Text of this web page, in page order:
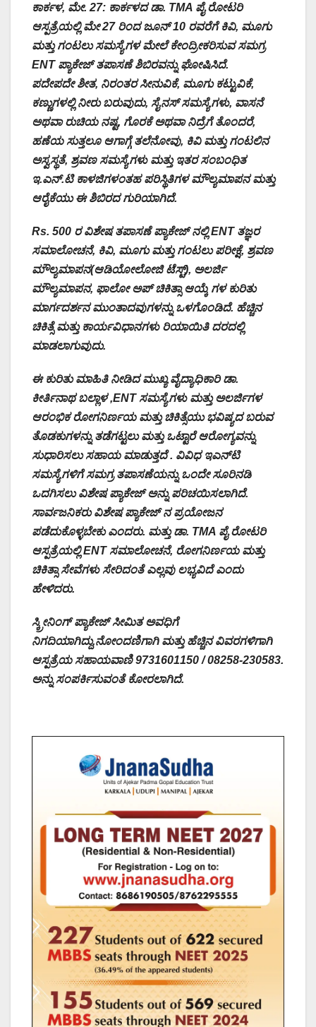
ಕಾರ್ಕಳ, ಮೇ. 27: ಕಾರ್ಕಳದ ಡಾ. TMA ಪೈ ರೋಟರಿ
ಆಸ್ಪತ್ರೆಯಲ್ಲಿ ಮೇ 27 ರಿಂದ ಜೂನ್ 10 ರವರೆಗೆ ಕಿವಿ, ಮೂಗು
ಮತ್ತು ಗಂಟಲು ಸಮಸ್ಯೆಗಳ ಮೇಲೆ ಕೇಂದ್ರೀಕರಿಸುವ ಸಮಗ್ರ
ENT ಪ್ಯಾಕೇಜ್ ತಪಾಸಣೆ ಶಿಬಿರವನ್ನು ಘೋಷಿಸಿದೆ.
ಪದೇಪದೇ ಶೀತ, ನಿರಂತರ ಸೀನುವಿಕೆ, ಮೂಗು ಕಟ್ಟುವಿಕೆ,
ಕಣ್ಣುಗಳಲ್ಲಿ ನೀರು ಬರುವುದು, ಸೈನಸ್ ಸಮಸ್ಯೆಗಳು, ವಾಸನೆ
ಅಥವಾ ರುಚಿಯ ನಷ್ಟ, ಗೊರಕೆ ಅಥವಾ ನಿದ್ರೆಗೆ ತೊಂದರೆ,
ಹಣೆಯ ಸುತ್ತಲೂ ಆಗಾಗ್ಗೆ ತಲೆನೋವು, ಕಿವಿ ಮತ್ತು ಗಂಟಲಿನ
ಅಸ್ವಸ್ಥತೆ, ಶ್ರವಣ ಸಮಸ್ಯೆಗಳು ಮತ್ತು ಇತರ ಸಂಬಂಧಿತ
ಇ.ಎನ್.ಟಿ ಕಾಳಜಿಗಳಂತಹ ಪರಿಸ್ಥಿತಿಗಳ ಮೌಲ್ಯಮಾಪನ ಮತ್ತು
ಆರೈಕೆಯು ಈ ಶಿಬಿರದ ಗುರಿಯಾಗಿದೆ.
Rs. 500 ರ ವಿಶೇಷ ತಪಾಸಣೆ ಪ್ಯಾಕೇಜ್ ನಲ್ಲಿ ENT ತಜ್ಞರ
ಸಮಾಲೋಚನೆ, ಕಿವಿ, ಮೂಗು ಮತ್ತು ಗಂಟಲು ಪರೀಕ್ಷೆ, ಶ್ರವಣ
ಮೌಲ್ಯಮಾಪನ(ಆಡಿಯೋಲೋಜಿ ಟೆಸ್ಟ್), ಅಲರ್ಜಿ
ಮೌಲ್ಯಮಾಪನ, ಫಾಲೋ ಅಪ್ ಚಿಕಿತ್ಸಾ ಆಯ್ಕೆ ಗಳ ಕುರಿತು
ಮಾರ್ಗದರ್ಶನಮುಂತಾದವುಗಳನ್ನು ಒಳಗೊಂಡಿದೆ. ಹೆಚ್ಚಿನ
ಚಿಕಿತ್ಸೆ ಮತ್ತು ಕಾರ್ಯವಿಧಾನಗಳು ರಿಯಾಯಿತಿ ದರದಲ್ಲಿ
ಮಾಡಲಾಗುವುದು.
ಈ ಕುರಿತು ಮಾಹಿತಿ ನೀಡಿದ ಮುಖ್ಯ ವೈದ್ಯಾಧಿಕಾರಿ ಡಾ.
ಕೀರ್ತಿನಾಥ ಬಲ್ಲಾಳ ,ENT ಸಮಸ್ಯೆಗಳು ಮತ್ತು ಅಲರ್ಜಿಗಳ
ಆರಂಭಿಕ ರೋಗನಿರ್ಣಯ ಮತ್ತು ಚಿಕಿತ್ಸೆಯು ಭವಿಷ್ಯದ ಬರುವ
ತೊಡಕುಗಳನ್ನು ತಡೆಗಟ್ಟಲು ಮತ್ತು ಒಟ್ಟಾರೆ ಆರೋಗ್ಯವನ್ನು
ಸುಧಾರಿಸಲು ಸಹಾಯ ಮಾಡುತ್ತದೆ . ವಿವಿಧ ಇಎನ್‌ಟಿ
ಸಮಸ್ಯೆಗಳಿಗೆ ಸಮಗ್ರ ತಪಾಸಣೆಯನ್ನು ಒಂದೇ ಸೂರಿನಡಿ
ಒದಗಿಸಲು ವಿಶೇಷ ಪ್ಯಾಕೇಜ್ ಅನ್ನು ಪರಿಚಯಿಸಲಾಗಿದೆ.
ಸಾರ್ವಜನಿಕರು ವಿಶೇಷ ಪ್ಯಾಕೇಜ್ ನ ಪ್ರಯೋಜನ
ಪಡೆದುಕೊಳ್ಳಬೇಕುಎಂದರು. ಮತ್ತು ಡಾ. TMA ಪೈ ರೋಟರಿ
ಆಸ್ಪತ್ರೆಯಲ್ಲಿ ENT ಸಮಾಲೋಚನೆ, ರೋಗನಿರ್ಣಯ ಮತ್ತು
ಚಿಕಿತ್ಸಾ ಸೇವೆಗಳು ಸೇರಿದಂತೆ ಎಲ್ಲವು ಲಭ್ಯವಿದೆ ಎಂದು
ಹೇಳಿದರು.
ಸ್ಕ್ರೀನಿಂಗ್ ಪ್ಯಾಕೇಜ್ ಸೀಮಿತ ಅವಧಿಗೆ
‌ನಿಗದಿಯಾಗಿದ್ದು,ನೋಂದಣಿಗಾಗಿ ಮತ್ತು ಹೆಚ್ಚಿನ ವಿವರಗಳಿಗಾಗಿ
ಆಸ್ಪತ್ರೆಯ ಸಹಾಯವಾಣಿ 9731601150 / 08258-230583.
ಅನ್ನು ಸಂಪರ್ಕಿಸುವಂತೆ ಕೋರಲಾಗಿದೆ.